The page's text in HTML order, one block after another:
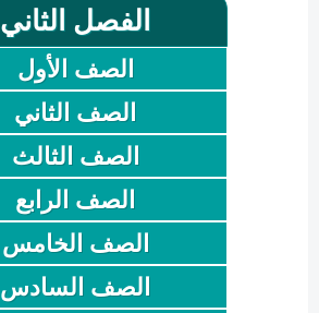
الفصل الثاني
الصف الأول
الصف الثاني
الصف الثالث
الصف الرابع
الصف الخامس
الصف السادس